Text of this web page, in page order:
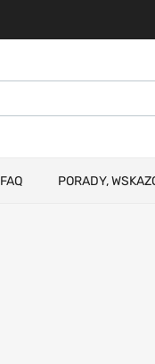
FAQ PORADY,